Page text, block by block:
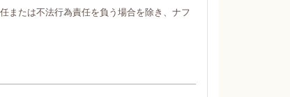
または不法行為責任を負う場合を除き、ナフ